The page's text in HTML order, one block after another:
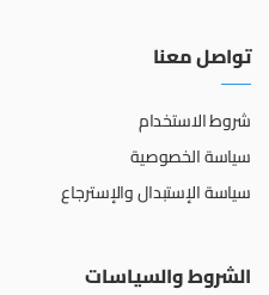
تواصل معنا
شروط الاستخدام
سياسة الخصوصية
سياسة الإستبدال والإسترجاع
الشروط والسياسات